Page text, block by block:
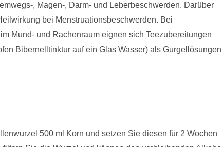
, Magen-, Darm- und Leberbeschwerden. Darüber
bei Menstruationsbeschwerden. Bei
Mund- und Rachenraum eignen sich Teezubereitungen
Bibernelltinktur auf ein Glas Wasser) als Gurgellösungen
500 ml Korn und setzen Sie diesen für 2 Wochen